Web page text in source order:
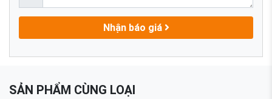
Nhận báo giá
SẢN PHẨM CÙNG LOẠI